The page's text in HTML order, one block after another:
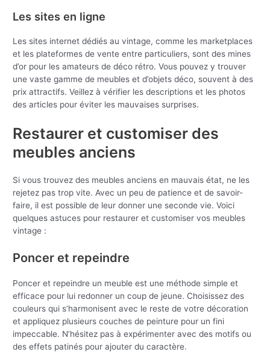
Les sites en ligne
Les sites internet dédiés au vintage, comme les marketplaces
et les plateformes de vente entre particuliers, sont des mines
d’or pour les amateurs de déco rétro. Vous pouvez y trouver
une vaste gamme de meubles et d’objets déco, souvent à des
prix attractifs. Veillez à vérifier les descriptions et les photos
des articles pour éviter les mauvaises surprises.
Restaurer et customiser des
meubles anciens
Si vous trouvez des meubles anciens en mauvais état, ne les
rejetez pas trop vite. Avec un peu de patience et de savoir-
faire, il est possible de leur donner une seconde vie. Voici
quelques astuces pour restaurer et customiser vos meubles
vintage :
Poncer et repeindre
Poncer et repeindre un meuble est une méthode simple et
efficace pour lui redonner un coup de jeune. Choisissez des
couleurs qui s’harmonisent avec le reste de votre décoration
et appliquez plusieurs couches de peinture pour un fini
impeccable. N’hésitez pas à expérimenter avec des motifs ou
des effets patinés pour ajouter du caractère.